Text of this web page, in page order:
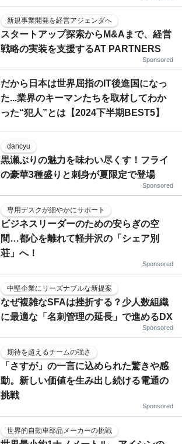
新規事業開発を経営アジェンダへ
スタートアップ探索からM&Aまで、経営
戦略の実装を支援するAT PARTNERS
Sponsored
だから日本は世界屈指のIT後進国になっ
た...業界のキーマンたちを取材してわか
った“犯人”とは【2024下半期BEST5】
dancyu
黒瀬ぶりの魅力を味わい尽くす！フライ
の豪華3種盛りと刺身が夏限定で登場
Sponsored
専用デスクが細やかにサポート
ビジネスリーダーのための安らぎの空
間…都心を離れて軽井沢の「シェア別
荘」へ！
Sponsored
中堅企業にリーズナブルな新提案
なぜ複雑なSFAは挫折する？少人数組織
に最適な「名刺管理の延長」で進めるDX
Sponsored
期待を超えるチームの強さ
「さすが」の一言に込められた驚きや感
動。新しい価値を生み出し続ける電通の
挑戦
Sponsored
世界的自動車部品メーカーの挑戦